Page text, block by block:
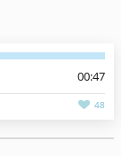
00:47
48